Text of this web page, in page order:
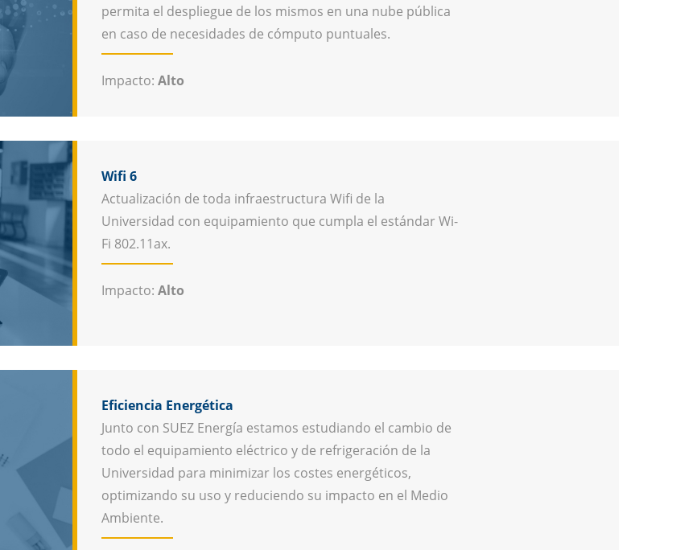
permita el despliegue de los mismos en una nube pública
en caso de necesidades de cómputo puntuales.
Impacto: Alto
Wifi 6
Actualización de toda infraestructura Wifi de la
Universidad con equipamiento que cumpla el estándar Wi-
Fi 802.11ax.
Impacto: Alto
Eficiencia Energética
Junto con SUEZ Energía estamos estudiando el cambio de
todo el equipamiento eléctrico y de refrigeración de la
Universidad para minimizar los costes energéticos,
optimizando su uso y reduciendo su impacto en el Medio
Ambiente.